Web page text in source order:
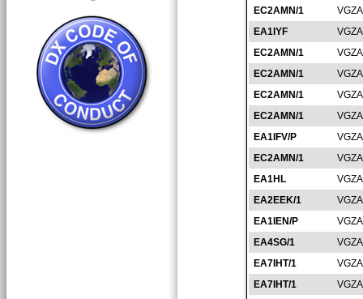
EC2AMN/1
EA1IYF
EC2AMN/1
EC2AMN/1
EC2AMN/1
EC2AMN/1
EA1IFV/P
EC2AMN/1
EA1HL
EA2EEK/1
EA1IEN/P
EA4SG/1
EA7IHT/1
EA7IHT/1